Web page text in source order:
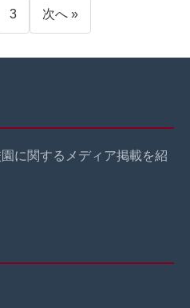
3 次へ »
に関するメディア掲載を紹